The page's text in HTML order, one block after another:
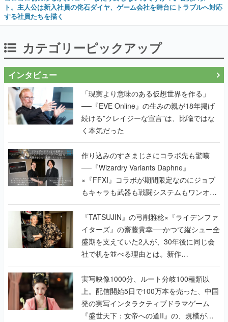
ト。主人公は新入社員の侘石ダイヤ、ゲーム会社を舞台にトラブルへ対応
する社員たちを描く
カテゴリーピックアップ
インタビュー
「現実より意味のある仮想世界を作る」
──『EVE Online』の生みの親が18年掲げ
続ける”クレイジーな宣言”は、比喩ではな
く本気だった
作り込みのすさまじさにコラボ先も驚嘆
──『Wizardry Variants Daphne』
×『FFXI』コラボが期間限定なのにジョブ
もキャラも武器も戦闘システムもワンオフ
で作り込まれた理由を両ディレクターに聞
く
『TATSUJIN』の弓削雅稔×『ライデンファ
イターズ』の齋藤貴幸──かつて縦シュー全
盛期を支えていた2人が、30年後に同じ会
社で机を並べる理由とは。新作
『TATSUJIN EXTREME』で初タッグを組
んだレジェンド2人に訊く開発秘話
実写映像1000分、ルート分岐100種類以
上。配信開始5日で100万本を売った、中国
発の実写インタラクティブドラマゲーム
『盛世天下：女帝への道II』の、規模が違